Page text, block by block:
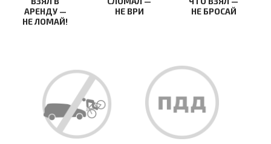
АРЕНДУ —
НЕ ЛОМАЙ!
НЕ ВРИ
НЕ БРОСАЙ